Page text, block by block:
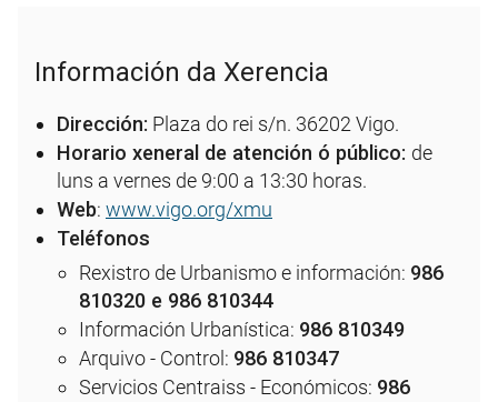
Información da Xerencia
Dirección: Plaza do rei s/n. 36202 Vigo.
Horario xeneral de atención ó público: de
luns a vernes de 9:00 a 13:30 horas.
Web: www.vigo.org/xmu
Teléfonos
Rexistro de Urbanismo e información: 986
810320 e 986 810344
Información Urbanística: 986 810349
Arquivo - Control: 986 810347
Servicios Centraiss - Económicos: 986